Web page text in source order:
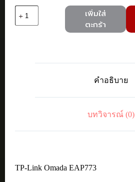
TP-
เพิ่มใส่
ตะกร้า
คำอธิบาย
บทวิจารณ์ (0)
TP-Link Omada EAP773